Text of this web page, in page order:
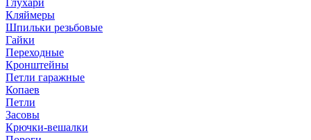
Глухари
Кляймеры
Шпильки резьбовые
Гайки
Переходные
Кронштейны
Петли гаражные
Копаев
Петли
Засовы
Крючки-вешалки